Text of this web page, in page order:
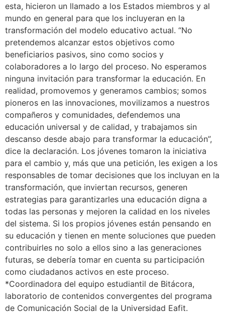
esta, hicieron un llamado a los Estados miembros y al
mundo en general para que los incluyeran en la
transformación del modelo educativo actual. “No
pretendemos alcanzar estos objetivos como
beneficiarios pasivos, sino como socios y
colaboradores a lo largo del proceso. No esperamos
ninguna invitación para transformar la educación. En
realidad, promovemos y generamos cambios; somos
pioneros en las innovaciones, movilizamos a nuestros
compañeros y comunidades, defendemos una
educación universal y de calidad, y trabajamos sin
descanso desde abajo para transformar la educación”,
dice la declaración. Los jóvenes tomaron la iniciativa
para el cambio y, más que una petición, les exigen a los
responsables de tomar decisiones que los incluyan en la
transformación, que inviertan recursos, generen
estrategias para garantizarles una educación digna a
todas las personas y mejoren la calidad en los niveles
del sistema. Si los propios jóvenes están pensando en
su educación y tienen en mente soluciones que pueden
contribuirles no solo a ellos sino a las generaciones
futuras, se debería tomar en cuenta su participación
como ciudadanos activos en este proceso.
*Coordinadora del equipo estudiantil de Bitácora,
laboratorio de contenidos convergentes del programa
de Comunicación Social de la Universidad Eafit.